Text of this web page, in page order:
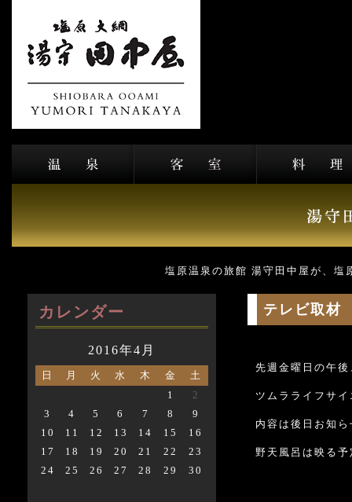
塩原温泉の旅館 湯守田中屋が、塩
カレンダー
2016年4月
日 月 火 水 木 金
土
1
2
3
4 5 6 7 8
9
10
11 12 13 14 15
16
17
18 19 20 21 22
23
24
25 26 27 28 29 30
テレビ取材
先週金曜日の午
ツムラライフサ
内容は後日お知
野天風呂は映る